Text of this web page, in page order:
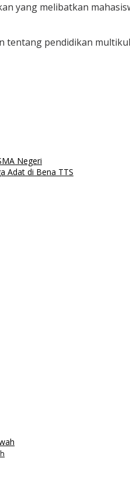
yang melibatkan
tentang pendidikan
Negeri
Adat di Bena TTS